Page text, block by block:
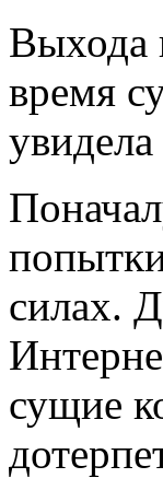
Выхода
время
силах.
сущие